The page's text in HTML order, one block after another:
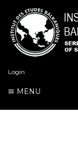
Login
MENU